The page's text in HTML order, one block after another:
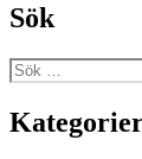
Sök
Sök
efter: